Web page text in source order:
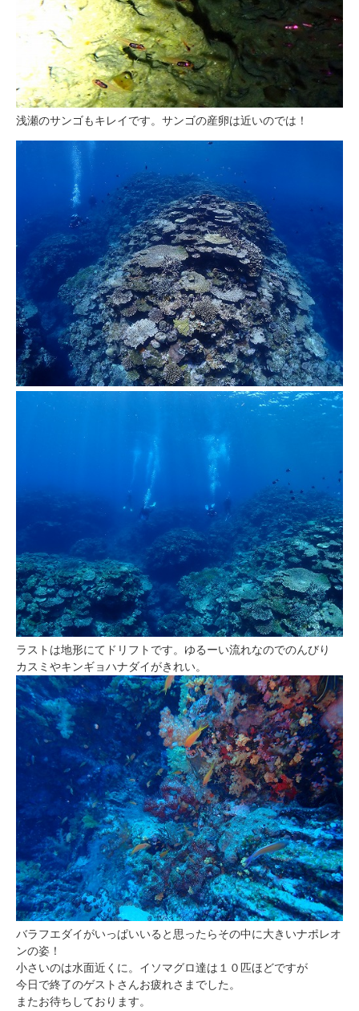
浅瀬のサンゴもキレイです。サンゴの産卵は近いのでは！
ラストは地形にてドリフトです。ゆるーい流れなのでのんびり
カスミやキンギョハナダイがきれい。
バラフエダイがいっぱいいると思ったらその中に大きいナポレオ
ンの姿！
小さいのは水面近くに。イソマグロ達は１０匹ほどですが
今日で終了のゲストさんお疲れさまでした。
またお待ちしております。